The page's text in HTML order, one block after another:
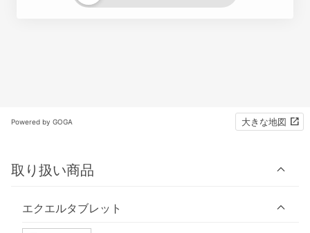
Powered by GOGA 大きな地図
取り扱い商品
エクエルタブレット